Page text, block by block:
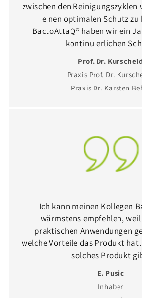
zwischen den Reinigungszyklen
einen optimalen Schutz zu
BactoAttaQ® haben wir ein
kontinuierlichen
Prof. Dr. Kurscheid
Praxis Prof. Dr.
Praxis Dr. Karsten
Ich kann meinen Kollegen
wärmstens empfehlen,
praktischen Anwendungen
welche Vorteile das Produkt hat.
solches Produkt
E. Pusic
Inhaber